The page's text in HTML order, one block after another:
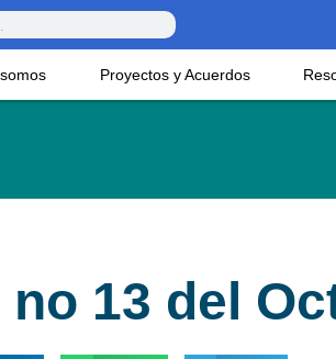
Proyectos y Acuerdos
13 del